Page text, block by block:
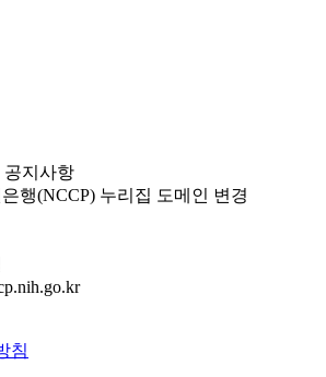
공지사항
행(NCCP) 누리집 도메인 변경
침